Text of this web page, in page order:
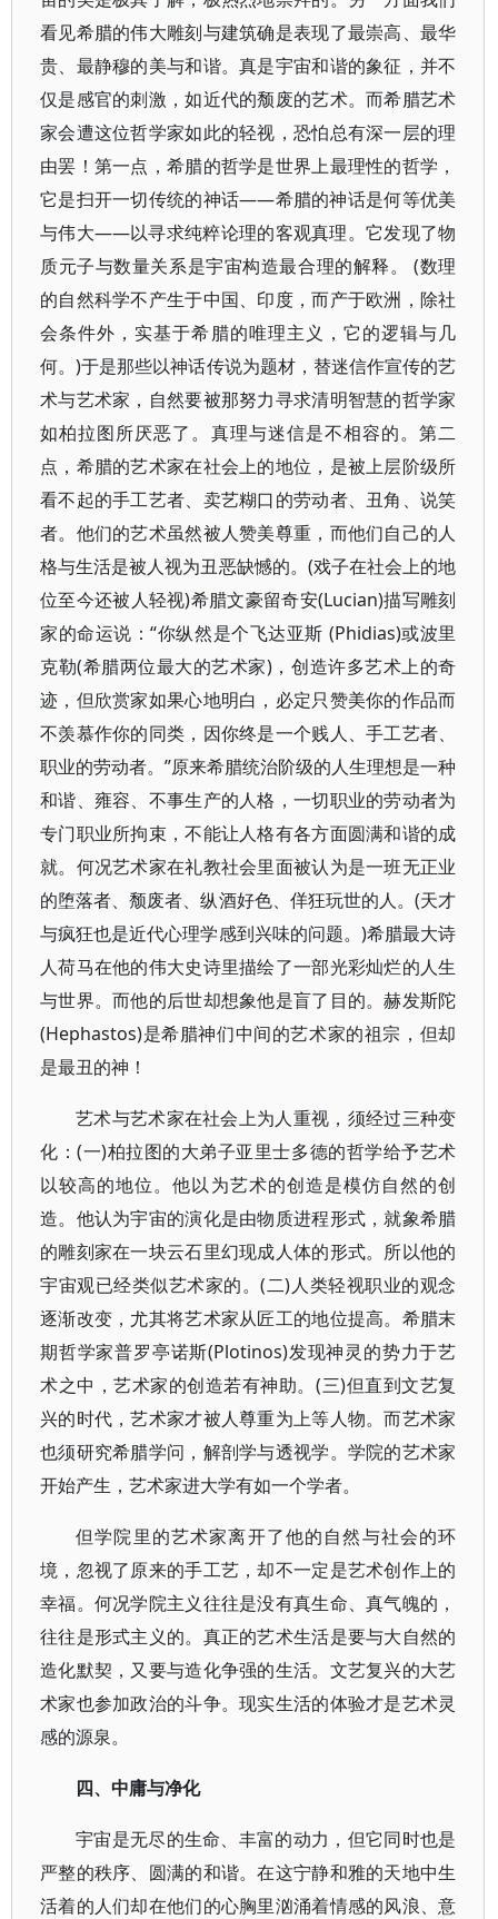
看见希腊的伟大雕刻与建筑确是表现了最崇高、最华
贵、最静穆的美与和谐。真是宇宙和谐的象征，并不
仅是感官的刺激，如近代的颓废的艺术。而希腊艺术
家会遭这位哲学家如此的轻视，恐怕总有深一层的理
由罢！第一点，希腊的哲学是世界上最理性的哲学，
它是扫开一切传统的神话——希腊的神话是何等优美
与伟大——以寻求纯粹论理的客观真理。它发现了物
质元子与数量关系是宇宙构造最合理的解释。 (数理
的自然科学不产生于中国、印度，而产于欧洲，除社
会条件外，实基于希腊的唯理主义，它的逻辑与几
何。)于是那些以神话传说为题材，替迷信作宣传的艺
术与艺术家，自然要被那努力寻求清明智慧的哲学家
如柏拉图所厌恶了。真理与迷信是不相容的。第二
点，希腊的艺术家在社会上的地位，是被上层阶级所
看不起的手工艺者、卖艺糊口的劳动者、丑角、说笑
者。他们的艺术虽然被人赞美尊重，而他们自己的人
格与生活是被人视为丑恶缺憾的。(戏子在社会上的地
位至今还被人轻视)希腊文豪留奇安(Lucian)描写雕刻
家的命运说：“你纵然是个飞达亚斯 (Phidias)或波里
克勒(希腊两位最大的艺术家)，创造许多艺术上的奇
迹，但欣赏家如果心地明白，必定只赞美你的作品而
不羡慕作你的同类，因你终是一个贱人、手工艺者、
职业的劳动者。”原来希腊统治阶级的人生理想是一种
和谐、雍容、不事生产的人格，一切职业的劳动者为
专门职业所拘束，不能让人格有各方面圆满和谐的成
就。何况艺术家在礼教社会里面被认为是一班无正业
的堕落者、颓废者、纵酒好色、佯狂玩世的人。(天才
与疯狂也是近代心理学感到兴味的问题。)希腊最大诗
人荷马在他的伟大史诗里描绘了一部光彩灿烂的人生
与世界。而他的后世却想象他是盲了目的。赫发斯陀
(Hephastos)是希腊神们中间的艺术家的祖宗，但却
是最丑的神！
艺术与艺术家在社会上为人重视，须经过三种变
化：(一)柏拉图的大弟子亚里士多德的哲学给予艺术
以较高的地位。他以为艺术的创造是模仿自然的创
造。他认为宇宙的演化是由物质进程形式，就象希腊
的雕刻家在一块云石里幻现成人体的形式。所以他的
宇宙观已经类似艺术家的。(二)人类轻视职业的观念
逐渐改变，尤其将艺术家从匠工的地位提高。希腊末
期哲学家普罗亭诺斯(Plotinos)发现神灵的势力于艺
术之中，艺术家的创造若有神助。(三)但直到文艺复
兴的时代，艺术家才被人尊重为上等人物。而艺术家
也须研究希腊学问，解剖学与透视学。学院的艺术家
开始产生，艺术家进大学有如一个学者。
但学院里的艺术家离开了他的自然与社会的环
境，忽视了原来的手工艺，却不一定是艺术创作上的
幸福。何况学院主义往往是没有真生命、真气魄的，
往往是形式主义的。真正的艺术生活是要与大自然的
造化默契，又要与造化争强的生活。文艺复兴的大艺
术家也参加政治的斗争。现实生活的体验才是艺术灵
感的源泉。
四、中庸与净化
宇宙是无尽的生命、丰富的动力，但它同时也是
严整的秩序、圆满的和谐。在这宁静和雅的天地中生
活着的人们却在他们的心胸里汹涌着情感的风浪、意